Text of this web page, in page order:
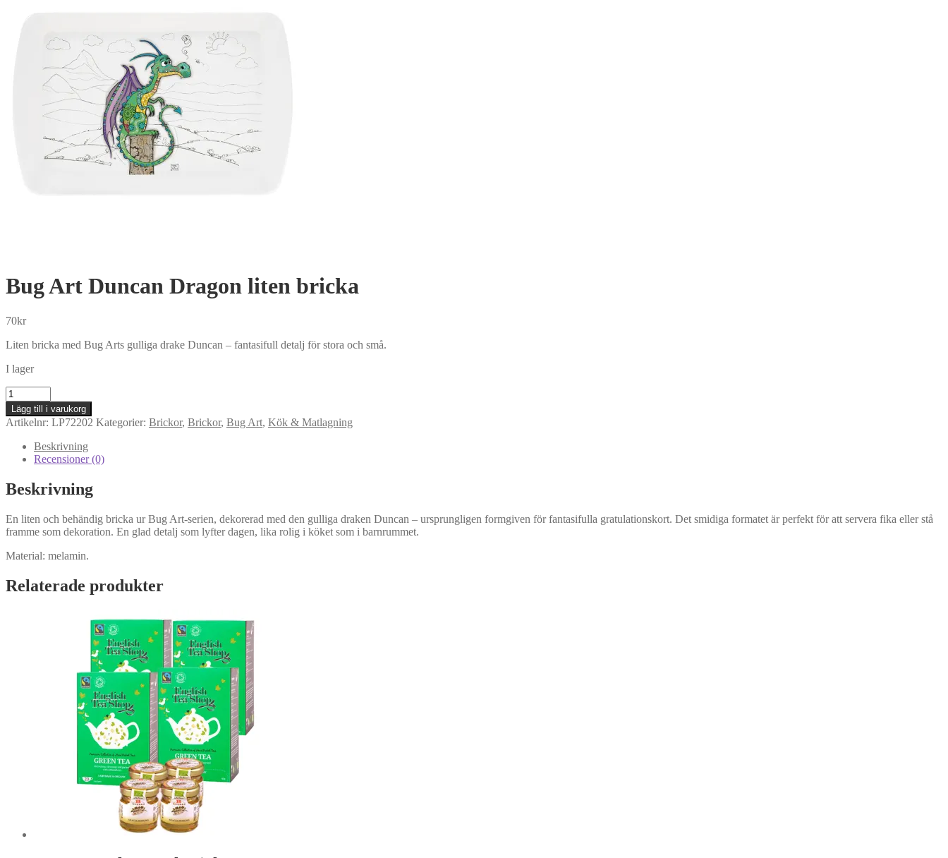
Bug Art Duncan Dragon liten bricka
70kr
Liten bricka med Bug Arts gulliga drake Duncan – fantasifull detalj för stora och små.
I lager
Bug
Art
Duncan
Dragon
liten
bricka
mängd
Lägg till i varukorg
Artikelnr: LP72202 Kategorier: Brickor, Brickor, Bug Art, Kök & Matlagning
Beskrivning
Recensioner (0)
Beskrivning
En liten och behändig bricka ur Bug Art-serien, dekorerad med den gulliga draken Duncan – ursprungligen formgiven för fantasifulla gratulationskort. Det smidiga formatet är perfekt för att servera fika eller stå
framme som dekoration. En glad detalj som lyfter dagen, lika rolig i köket som i barnrummet.
Material: melamin.
Relaterade produkter